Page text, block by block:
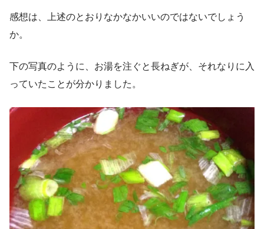
感想は、上述のとおりなかなかいいのではないでしょう
か。
下の写真のように、お湯を注ぐと長ねぎが、それなりに入
っていたことが分かりました。